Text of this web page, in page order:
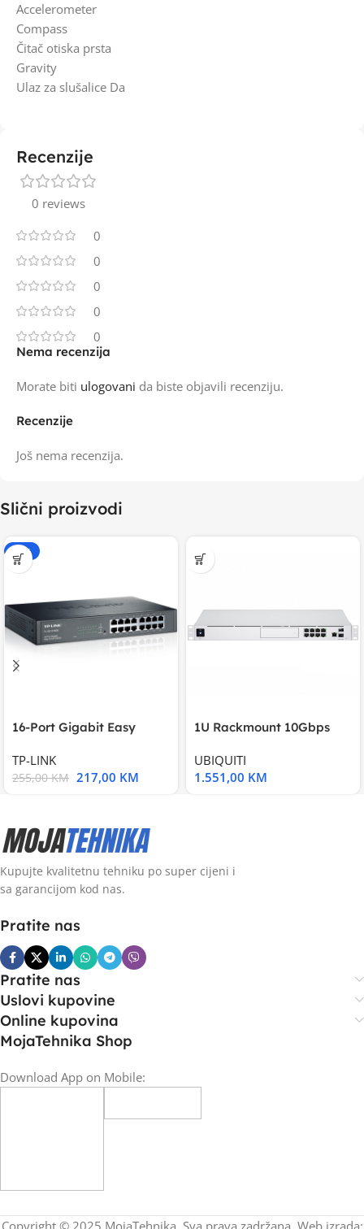
Accelerometer
Compass
Čitač otiska prsta
Gravity
Ulaz za slušalice Da
Recenzije
0 reviews
0
0
0
0
0
Recenzije
Još nema recenzija.
Nema recenzija
Morate biti ulogovani da biste objavili recenziju.
Slični proizvodi
-15%
16-Port Gigabit Easy
TP-LINK
255,00KM 217,00 KM
1U Rackmount 10Gbps
UBIQUITI
1.551,00 KM
Kupujte kvalitetnu tehniku po super cijeni i
sa garancijom kod nas.
Pratite nas
Pratite nas
Uslovi kupovine
Online kupovina
MojaTehnika Shop
Download App on Mobile:
Copyright © 2025 MojaTehnika. Sva prava zadržana. Web izrada: